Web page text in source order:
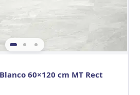
60×120 cm MT Rect